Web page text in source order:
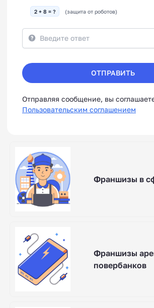
2 + 8 = ? (защита от роботов)
ОТПРАВИТЬ
Отправляя сообщение, вы
Пользовательским соглашением
Франшизы в
Франшизы
повербанков